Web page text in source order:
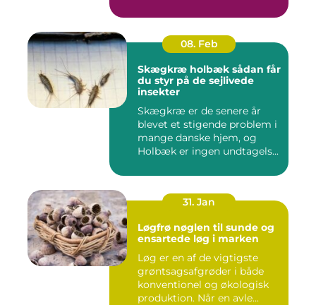
08. Feb
Skægkræ holbæk sådan får
du styr på de sejlivede
insekter
Skægkræ er de senere år
blevet et stigende problem i
mange danske hjem, og
Holbæk er ingen undtagels...
31. Jan
Løgfrø nøglen til sunde og
ensartede løg i marken
Løg er en af de vigtigste
grøntsagsafgrøder i både
konventionel og økologisk
produktion. Når en avle...